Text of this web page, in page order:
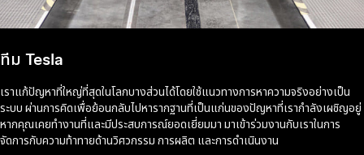
เราแก้ปัญหาที่ใหญ่ที่สุดในโลกบางส่วนได้โดยใช้แนวทางการหาความจริงอย่างเป็น
ระบบ ผ่านการคิดเพื่อย้อนกลับไปหารากฐานที่เป็นแก่นของปัญหาที่เรากำลังเผชิญอยู่
หากคุณเคยทำงานที่และมีประสบการณ์ยอดเยี่ยมมา มาเข้าร่วมงานกับเราในการ
จัดการกับความท้าทายด้านวิศวกรรม การผลิต และการดำเนินงาน
ทีม Tesla